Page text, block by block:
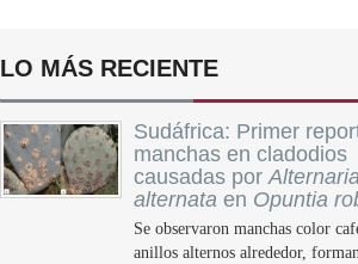
LO MÁS RECIENTE
Sudáfrica: Primer
manchas en cladodios
causadas por
alternata en Opuntia
Se observaron manchas color
anillos alternos alrededor,